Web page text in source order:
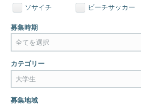
ソサイチ ビーチサッカー
募集時期
カテゴリー
募集地域